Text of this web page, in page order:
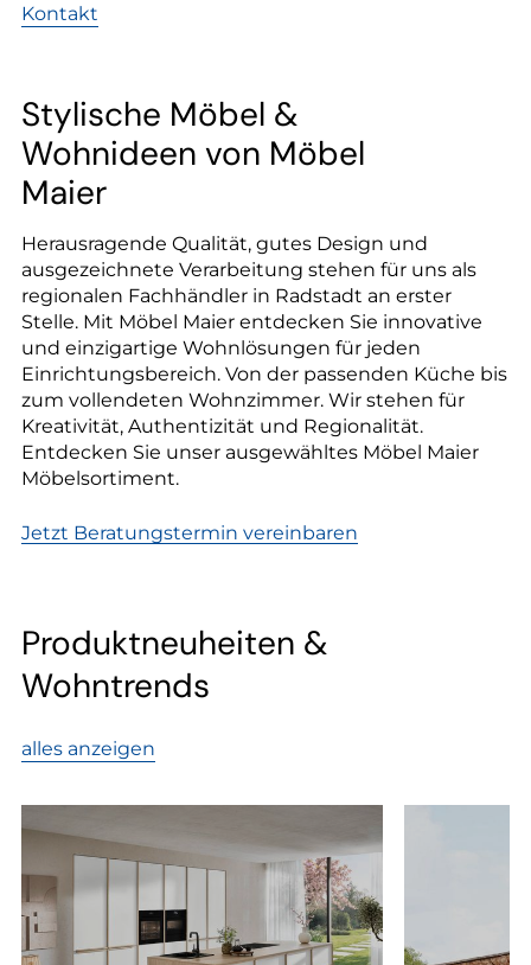
Kontakt
Stylische Möbel &
Wohnideen von Möbel
Maier
Herausragende Qualität, gutes Design und
ausgezeichnete Verarbeitung stehen für uns als
regionalen Fachhändler in Radstadt an erster
Stelle. Mit Möbel Maier entdecken Sie innovative
und einzigartige Wohnlösungen für jeden
Einrichtungsbereich. Von der passenden Küche bis
zum vollendeten Wohnzimmer. Wir stehen für
Kreativität, Authentizität und Regionalität.
Entdecken Sie unser ausgewähltes Möbel Maier
Möbelsortiment.
Jetzt Beratungstermin vereinbaren
Produktneuheiten &
Wohntrends
alles anzeigen